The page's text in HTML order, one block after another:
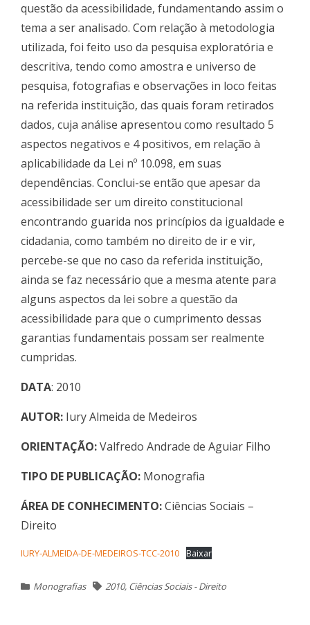
questão da acessibilidade, fundamentando assim o
tema a ser analisado. Com relação à metodologia
utilizada, foi feito uso da pesquisa exploratória e
descritiva, tendo como amostra e universo de
pesquisa, fotografias e observações in loco feitas
na referida instituição, das quais foram retirados
dados, cuja análise apresentou como resultado 5
aspectos negativos e 4 positivos, em relação à
aplicabilidade da Lei nº 10.098, em suas
dependências. Conclui-se então que apesar da
acessibilidade ser um direito constitucional
encontrando guarida nos princípios da igualdade e
cidadania, como também no direito de ir e vir,
percebe-se que no caso da referida instituição,
ainda se faz necessário que a mesma atente para
alguns aspectos da lei sobre a questão da
acessibilidade para que o cumprimento dessas
garantias fundamentais possam ser realmente
cumpridas.
DATA: 2010
AUTOR: Iury Almeida de Medeiros
ORIENTAÇÃO:Valfredo Andrade de Aguiar Filho
TIPO DE PUBLICAÇÃO: Monografia
ÁREA DE CONHECIMENTO:Ciências Sociais –
Direito
IURY-ALMEIDA-DE-MEDEIROS-TCC-2010 Baixar
Monografias 2010, Ciências Sociais - Direito